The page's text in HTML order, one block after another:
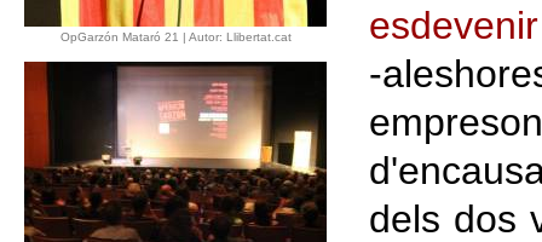
OpGarzón Mataró 21 | Autor: Llibertat.cat
esdevenir
-
dels dos